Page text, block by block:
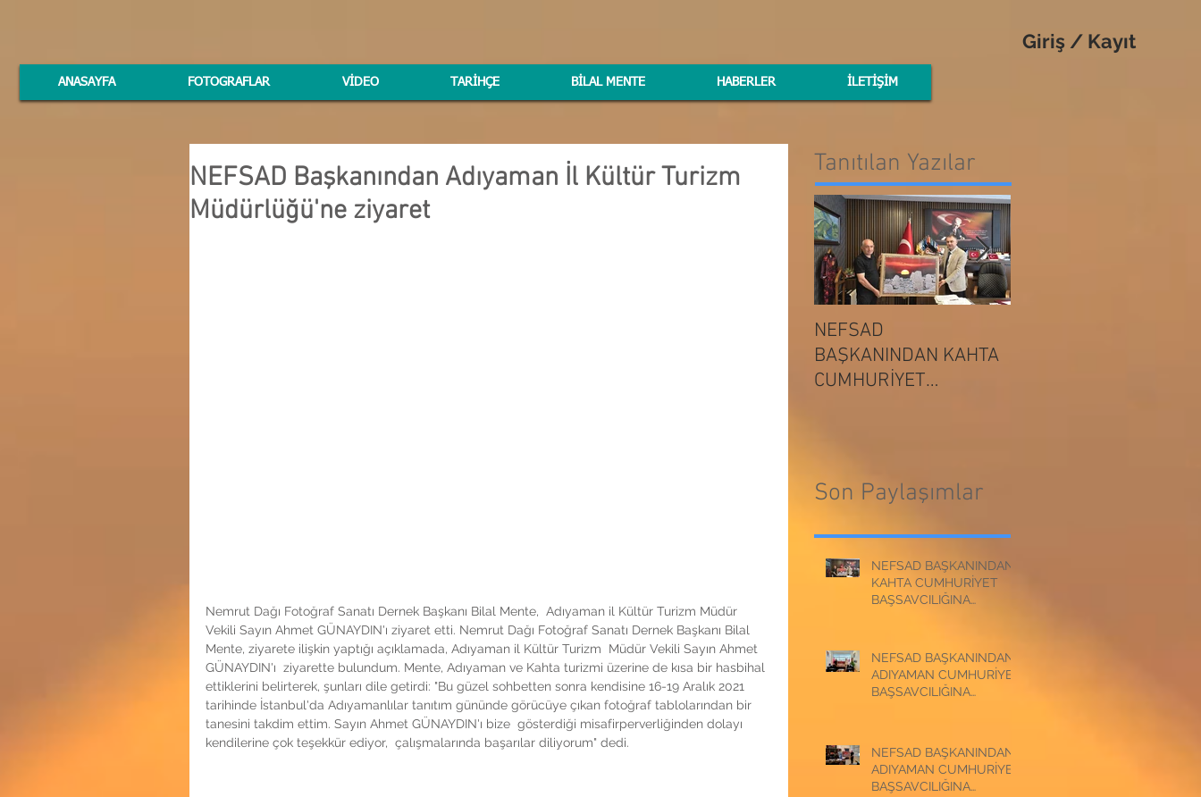
ANASAYFA FOTOGRAFLAR VİDEO TARİHÇE BİLAL MENTE HABERLER İLETİŞİM
Giriş / Kayıt
NEFSAD Başkanından Adıyaman İl Kültür Turizm
Müdürlüğü'ne ziyaret
Nemrut Dağı Fotoğraf Sanatı Dernek Başkanı Bilal Mente,  Adıyaman il Kültür Turizm Müdür
Vekili Sayın Ahmet GÜNAYDIN'ı ziyaret etti. Nemrut Dağı Fotoğraf Sanatı Dernek Başkanı Bilal
Mente, ziyarete ilişkin yaptığı açıklamada, Adıyaman il Kültür Turizm  Müdür Vekili Sayın Ahmet
GÜNAYDIN'ı  ziyarette bulundum. Mente, Adıyaman ve Kahta turizmi üzerine de kısa bir hasbihal
ettiklerini belirterek, şunları dile getirdi: "Bu güzel sohbetten sonra kendisine 16-19 Aralık 2021
tarihinde İstanbul'da Adıyamanlılar tanıtım gününde görücüye çıkan fotoğraf tablolarından bir
tanesini takdim ettim. Sayın Ahmet GÜNAYDIN'ı bize  gösterdiği misafirperverliğinden dolayı
kendilerine çok teşekkür ediyor,  çalışmalarında başarılar diliyorum" dedi.
Tanıtılan Yazılar
NEFSAD
BAŞKANINDAN KAHTA
CUMHURİYET
Son Paylaşımlar
NEFSAD BAŞKANINDAN
KAHTA CUMHURİYET
BAŞSAVCILIĞINA
NEFSAD BAŞKANINDAN
ADIYAMAN CUMHURİYET
BAŞSAVCILIĞINA
NEFSAD BAŞKANINDAN
ADIYAMAN CUMHURİYET
BAŞSAVCILIĞINA